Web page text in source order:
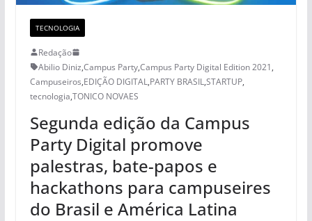
TECNOLOGIA
Redação
Abilio Diniz,Campus Party,Campus Party Digital Edition 2021,
Campuseiros,EDIÇÃO DIGITAL,PARTY BRASIL,STARTUP,
tecnologia,TONICO NOVAES
Segunda edição da Campus
Party Digital promove
palestras, bate-papos e
hackathons para campuseires
do Brasil e América Latina